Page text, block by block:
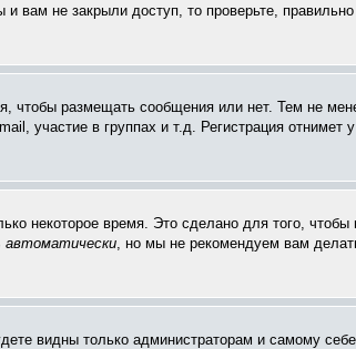
вам не закрыли доступ, то проверьте,
чтобы размещать сообщения или нет. Тем не
участие в группах и т.д. Регистрация отнимет
некоторое время. Это сделано для того, чтобы
автоматически, но мы не рекомендуем вам
видны только администраторам и самому